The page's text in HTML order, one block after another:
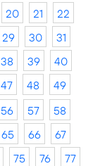
20 21
22
29 30
31
38 39
40
47 48
49
56 57
58
65 66
67
75 76
77